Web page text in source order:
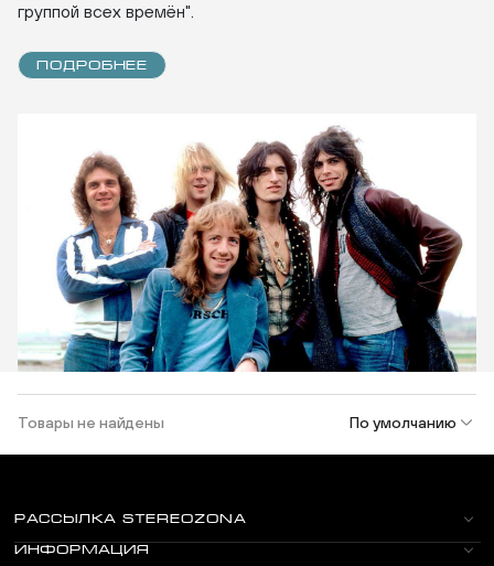
группой всех времён".
ПОДРОБНЕЕ
Товары не найдены По умолчанию
РАССЫЛКА STEREOZONA
ИНФОРМАЦИЯ